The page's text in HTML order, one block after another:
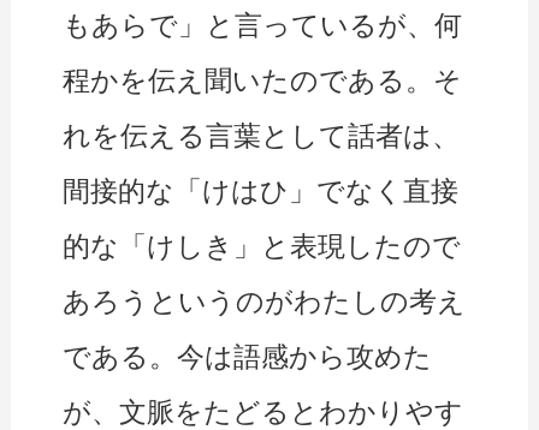
もあらで」と言っているが、何
程かを伝え聞いたのである。そ
れを伝える言葉として話者は、
間接的な「けはひ」でなく直接
的な「けしき」と表現したので
あろうというのがわたしの考え
である。今は語感から攻めた
が、文脈をたどるとわかりやす